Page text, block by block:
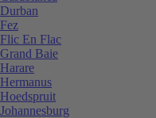
Durban
Fez
Flic En Flac
Grand Baie
Harare
Hermanus
Hoedspruit
Johannesburg